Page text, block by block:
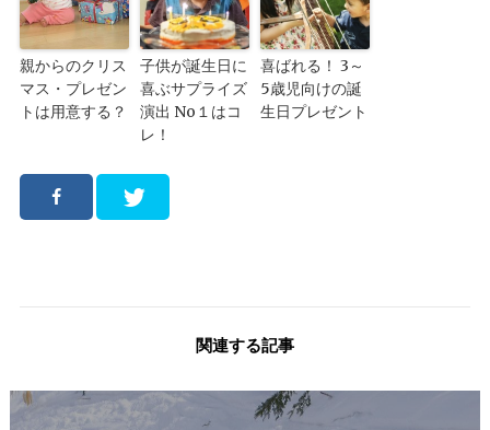
親からのクリス
マス・プレゼン
トは用意する？
子供が誕生日に
喜ぶサプライズ
演出 No１はコ
レ！
喜ばれる！ 3～
5歳児向けの誕
生日プレゼント
関連する記事